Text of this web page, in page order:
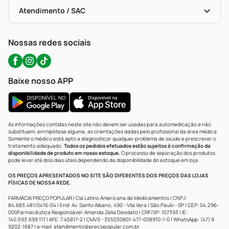
Políticas De Marketplace
Portal Da Privacidade
Atendimento / SAC
WhatsApp (47) 9202-1687
Nossas redes sociais
Baixe nosso APP
As informações contidas neste site não devem ser usadas para automedicação e não
substituem, em hipótese alguma, as orientações dadas pelo profissional da área médica.
Somente o médico está apto a diagnosticar qualquer problema de saúde e prescrever o
tratamento adequado. Todos os pedidos efetuados estão sujeitos à confirmação da
disponibilidade de produto em nosso estoque.O processo de separação dos produtos
pode levar até dois dias úteis dependendo da disponibilidade do estoque em loja.
OS PREÇOS APRESENTADOS NO SITE SÃO DIFERENTES DOS PREÇOS DAS LOJAS
FÍSICAS DE NOSSA REDE.
FARMÁCIA PREÇO POPULAR | Cia Latino Americana de Medicamentos | CNPJ:
84.683.481/0416-04 | End: Av. Santo Albano, 490 - Vila Vera | São Paulo - SP | CEP: 04.296-
000Farmacêutica Responsável: Amanda Zelia Deodato | CRF/SP: 107393 | IE:
140.593.699.117 | AFE: 7.45817-2 | CMVS - 355030801-477-008910-1-0 | WhatsApp: (47) 9
9202-1687 | e-mail: atendimento@precopopular.com.br.